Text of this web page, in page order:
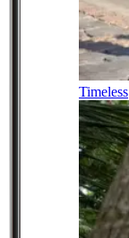
Timeless